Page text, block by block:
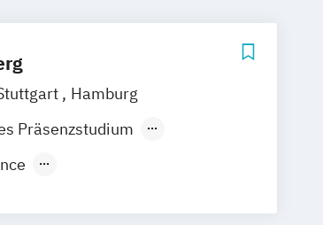
Hamburg
Präsenzstudium